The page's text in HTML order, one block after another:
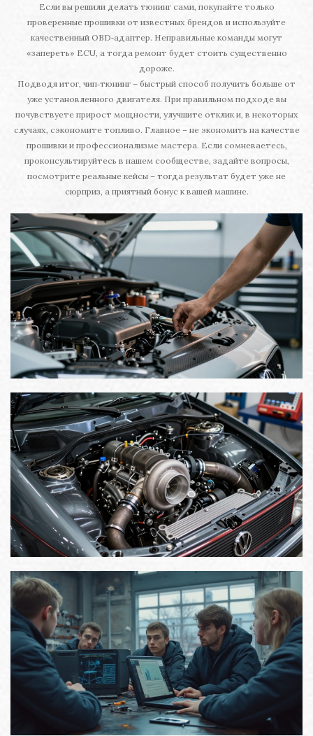
Если вы решили делать тюнинг сами, покупайте только
проверенные прошивки от известных брендов и используйте
качественный OBD‑адаптер. Неправильные команды могут
«запереть» ECU, а тогда ремонт будет стоить существенно
дороже.
Подводя итог, чип‑тюнинг – быстрый способ получить больше от
уже установленного двигателя. При правильном подходе вы
почувствуете прирост мощности, улучшите отклик и, в некоторых
случаях, сэкономите топливо. Главное – не экономить на качестве
прошивки и профессионализме мастера. Если сомневаетесь,
проконсультируйтесь в нашем сообществе, задайте вопросы,
посмотрите реальные кейсы – тогда результат будет уже не
сюрприз, а приятный бонус к вашей машине.